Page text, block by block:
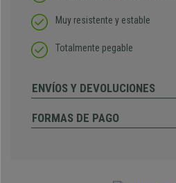
Muy resistente y estable
Totalmente pegable
ENVÍOS Y DEVOLUCIONES
FORMAS DE PAGO